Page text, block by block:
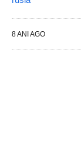
8 ANI AGO